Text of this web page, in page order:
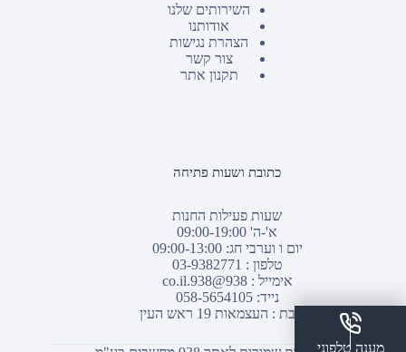
השירותים שלנו
אודותנו
הצהרת נגישות
צור קשר
תקנון אתר
כתובת ושעות פתיחה
שעות פעילות החנות
א'-ה' 09:00-19:00
יום ו וערבי חג: 09:00-13:00
טלפון : 03-9382771
אימייל :938@938.co.il
נייד: 058-5654105
כתובת : העצמאות 19 ראש העין
מענה טלפוני